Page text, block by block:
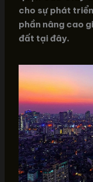
cho sự phát
phần nâng cao
đất tại đây.